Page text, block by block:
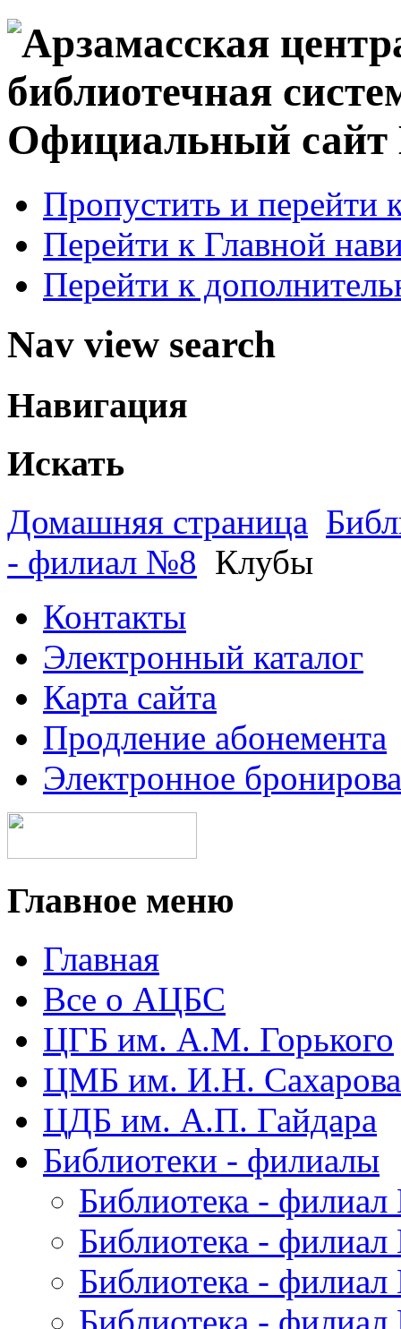
Официальный
Пропустить и перейти
Перейти к Главной
Перейти к
Nav view search
Навигация
Искать
Домашняя страница
- филиал №8 Клубы
Контакты
Электронный каталог
Карта сайта
Продление абонемента
Электронное
Главное меню
Главная
Все о АЦБС
ЦГБ им. А.М. Горького
ЦМБ им. И.Н. Сахарова
ЦДБ им. А.П. Гайдара
Библиотеки - филиалы
Библиотека -
Библиотека -
Библиотека -
Библиотека -